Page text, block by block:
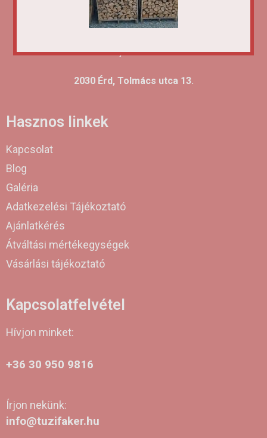
ajánlatot!
2030 Érd, Tolmács utca 13.
Hasznos linkek
Kapcsolat
Blog
Galéria
Adatkezelési Tájékoztató
Ajánlatkérés
Átváltási mértékegységek
Vásárlási tájékoztató
Kapcsolatfelvétel
Hívjon minket:
+36 30 950 9816
Írjon nekünk:
info@tuzifaker.hu